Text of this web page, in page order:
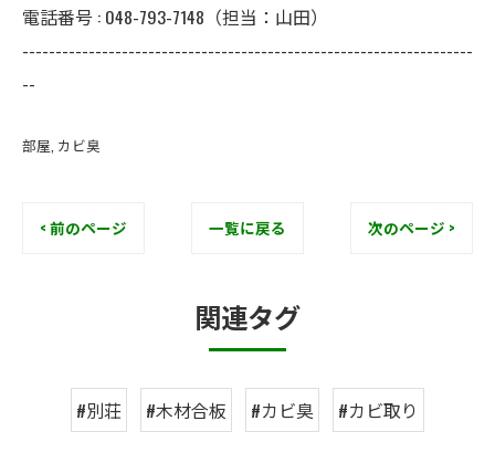
電話番号 : 048-793-7148（担当：山田）
--------------------------------------------------------------------
--
部屋 カビ臭
< 前のページ 一覧に戻る 次のページ >
関連タグ
#別荘 #木材合板 #カビ臭 #カビ取り